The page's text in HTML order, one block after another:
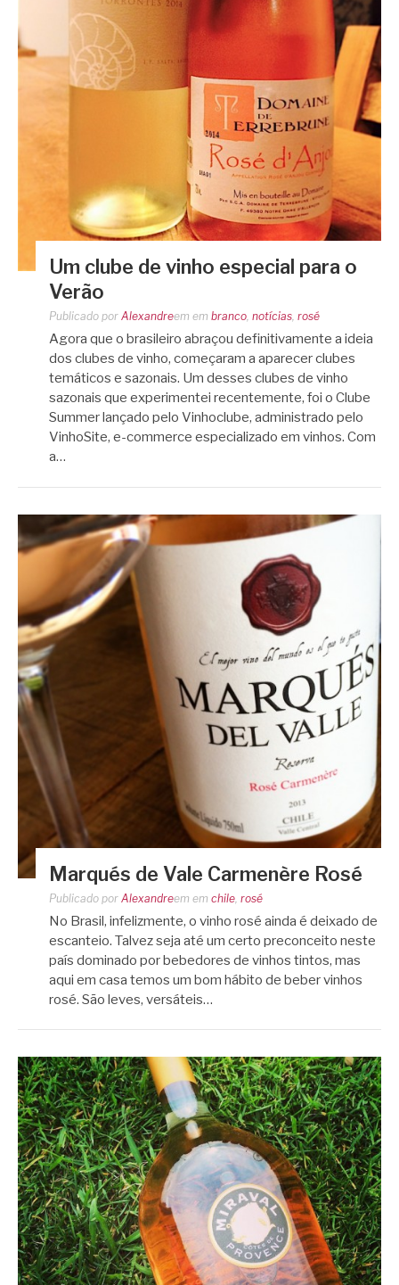
Um clube de vinho especial para o
Verão
Publicado por Alexandreem em branco, notícias, rosé
Agora que o brasileiro abraçou definitivamente a ideia
dos clubes de vinho, começaram a aparecer clubes
temáticos e sazonais. Um desses clubes de vinho
sazonais que experimentei recentemente, foi o Clube
Summer lançado pelo Vinhoclube, administrado pelo
VinhoSite, e-commerce especializado em vinhos. Com
a…
Marqués de Vale Carmenère Rosé
Publicado por Alexandreem em chile rosé
No Brasil, infelizmente, o vinho rosé ainda é deixado de
escanteio. Talvez seja até um certo preconceito neste
país dominado por bebedores de vinhos tintos, mas
aqui em casa temos um bom hábito de beber vinhos
rosé. São leves, versáteis…